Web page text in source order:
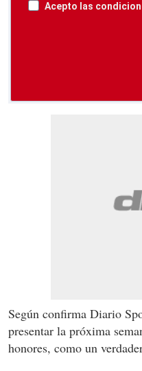
Acepto las
Según confirma Diario
presentar la próxima
honores, como un